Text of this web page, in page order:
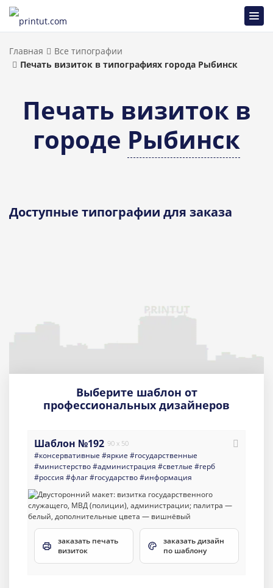
Главная
Все типографии
Печать визиток в типографиях города Рыбинск
Печать визиток в
городе Рыбинск
Доступные типографии для заказа
Выберите шаблон от
профессиональных дизайнеров
Шаблон №192 90 x 50
#консервативные #яркие #государственные
#министерство#администрация #светлые #герб
#россия #флаг#государство#информация
заказать печать
визиток
заказать дизайн
по шаблону